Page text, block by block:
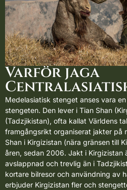
Varför jaga
Medelasiatisk stenget anses vara
stengeten. Den lever i Tian Shan
(Tadzjikistan), ofta kallat Världens
framgångsrikt organiserat jakter på
Shan i Kirgizistan (nära gränsen till
åren, sedan 2006. Jakt i Kirgizistan
avslappnad och trevlig än i
kortare bilresor och användning av
erbjuder Kirgizistan fler och